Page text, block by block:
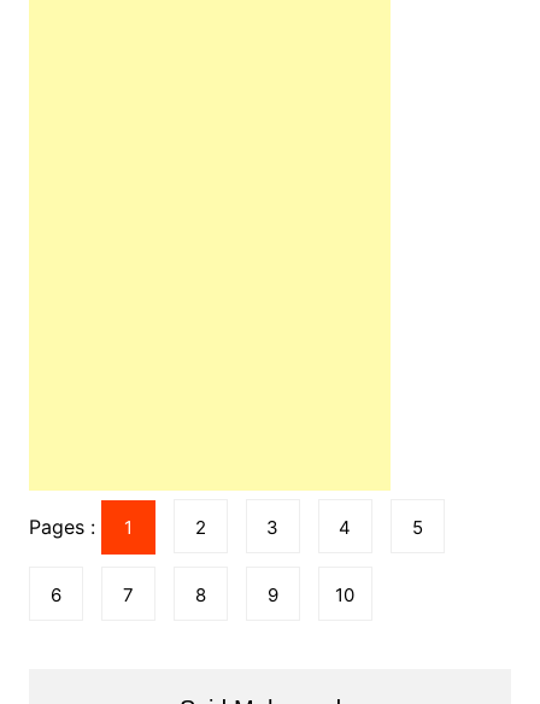
Pages : 1 2 3 4 5
6 7 8 9 10